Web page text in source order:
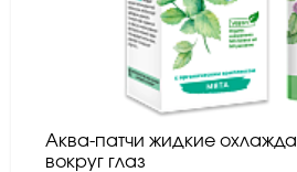
Аква-патчи жидкие
вокруг глаз